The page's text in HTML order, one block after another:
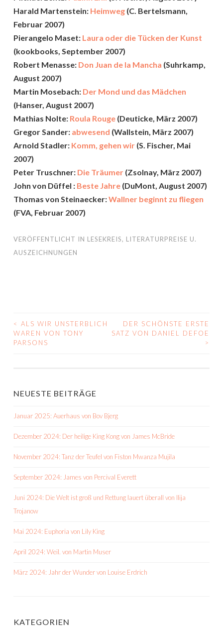
Harald Martenstein: Heimweg (C. Bertelsmann,
Februar 2007)
Pierangelo Maset: Laura oder die Tücken der Kunst
(kookbooks, September 2007)
Robert Menasse: Don Juan de la Mancha (Suhrkamp,
August 2007)
Martin Mosebach: Der Mond und das Mädchen
(Hanser, August 2007)
Mathias Nolte: Roula Rouge (Deuticke, März 2007)
Gregor Sander: abwesend (Wallstein, März 2007)
Arnold Stadler: Komm, gehen wir (S. Fischer, Mai
2007)
Peter Truschner: Die Träumer (Zsolnay, März 2007)
John von Düffel : Beste Jahre (DuMont, August 2007)
Thomas von Steinaecker:Wallner beginnt zu fliegen
(FVA, Februar 2007)
VERÖFFENTLICHT IN LESEKREIS, LITERATURPREISE U.
AUSZEICHNUNGEN
BEITRAGS-
NAVIGATION
< ALS WIR UNSTERBLICH
WAREN VON TONY
PARSONS
DER SCHÖNSTE ERSTE
SATZ VON DANIEL DEFOE
>
NEUESTE BEITRÄGE
Januar 2025: Auerhaus von Bov Bjerg
Dezember 2024: Der heilige King Kong von James McBride
November 2024: Tanz der Teufel von Fiston Mwanza Mujila
September 2024: James von Percival Everett
Juni 2024: Die Welt ist groß und Rettung lauert überall von Ilija
Trojanow
Mai 2024: Euphoria von Lily King
April 2024: Weil. von Martin Muser
März 2024: Jahr der Wunder von Louise Erdrich
KATEGORIEN